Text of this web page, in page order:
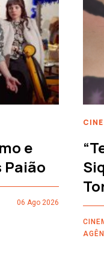
e
Paião
06 Ago 2026